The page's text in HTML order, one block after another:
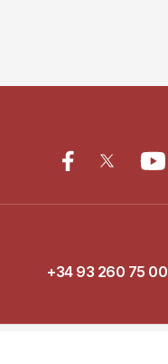
+34 93 260 75 00